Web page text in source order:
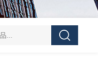
带漏电防爆照明配电箱